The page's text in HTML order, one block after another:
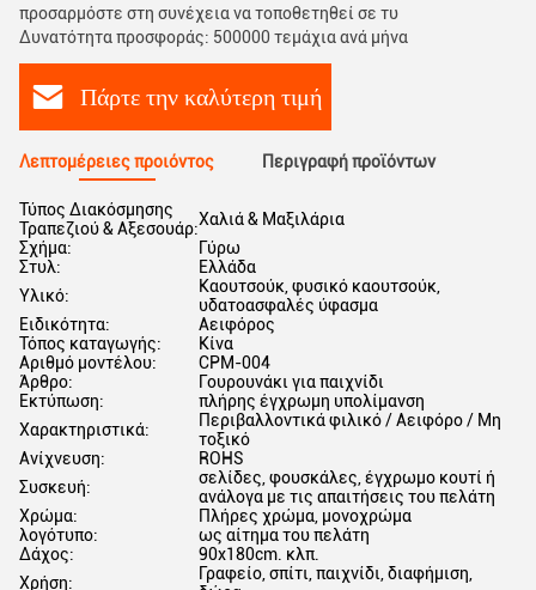
προσαρμόστε στη συνέχεια να τοποθετηθεί σε τυ
Δυνατότητα προσφοράς: 500000 τεμάχια ανά μήνα
Πάρτε την καλύτερη τιμή
Λεπτομέρειες προιόντος Περιγραφή προϊόντων
Τύπος Διακόσμησης
Τραπεζιού & Αξεσουάρ:Χαλιά & Μαξιλάρια
Σχήμα:
Γύρω
Στυλ:
Ελλάδα
Υλικό:
Καουτσούκ, φυσικό καουτσούκ,
υδατοασφαλές ύφασμα
Ειδικότητα:
Αειφόρος
Τόπος καταγωγής:
Κίνα
Αριθμό μοντέλου:
CPM-004
Άρθρο:
Γουρουνάκι για παιχνίδι
Εκτύπωση:
πλήρης έγχρωμη υπολίμανση
Χαρακτηριστικά:
Περιβαλλοντικά φιλικό / Αειφόρο / Μη
τοξικό
Ανίχνευση:
ROHS
Συσκευή:
σελίδες, φουσκάλες, έγχρωμο κουτί ή
ανάλογα με τις απαιτήσεις του πελάτη
Χρώμα:
Πλήρες χρώμα, μονοχρώμα
λογότυπο:
ως αίτημα του πελάτη
Δάχος:
90x180cm. κλπ.
Χρήση:
Γραφείο, σπίτι, παιχνίδι, διαφήμιση,